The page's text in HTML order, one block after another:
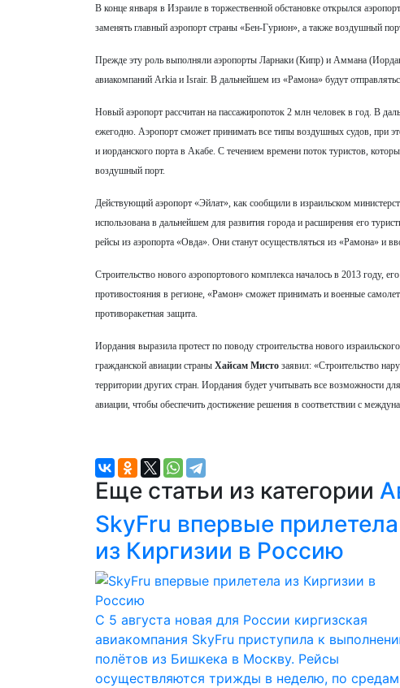
В конце января в Израиле в торжественной обстановке открылся
заменять главный аэропорт страны «Бен-Гурион», а также воздушный
Прежде эту роль выполняли аэропорты Ларнаки (Кипр) и Аммана
авиакомпаний Arkia и Israir. В дальнейшем из «Рамона» будут
Новый аэропорт рассчитан на пассажиропоток 2 млн человек в год. В
ежегодно. Аэропорт сможет принимать все типы воздушных судов, при
и иорданского порта в Акабе. С течением времени поток туристов,
воздушный порт.
Действующий аэропорт «Эйлат», как сообщили в израильском
использована в дальнейшем для развития города и расширения его
рейсы из аэропорта «Овда». Они станут осуществляться из «Рамона» и
Строительство нового аэропортового комплекса началось в 2013 году,
противостояния в регионе, «Рамон» сможет принимать и военные
противоракетная защита.
Иордания выразила протест по поводу строительства нового
гражданской авиации страны Хайсам Мисто заявил: «Строительство
территории других стран. Иордания будет учитывать все возможности
авиации, чтобы обеспечить достижение решения в соответствии с
Еще статьи из категории
SkyFru впервые прилетела
из Киргизии в Россию
С 5 августа новая для России киргизская
авиакомпания SkyFru приступила к
полётов из Бишкека в Москву. Рейсы
осуществляются трижды в неделю, по